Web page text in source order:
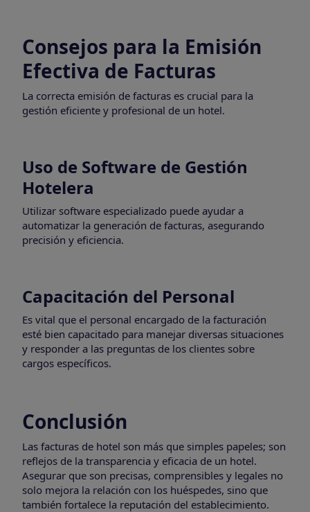
Consejos para la Emisión
Efectiva de Facturas
La correcta emisión de facturas es crucial para la
gestión eficiente y profesional de un hotel.
Uso de Software de Gestión
Hotelera
Utilizar software especializado puede ayudar a
automatizar la generación de facturas, asegurando
precisión y eficiencia.
Capacitación del Personal
Es vital que el personal encargado de la facturación
esté bien capacitado para manejar diversas situaciones
y responder a las preguntas de los clientes sobre
cargos específicos.
Conclusión
Las facturas de hotel son más que simples papeles; son
reflejos de la transparencia y eficacia de un hotel.
Asegurar que son precisas, comprensibles y legales no
solo mejora la relación con los huéspedes, sino que
también fortalece la reputación del establecimiento.